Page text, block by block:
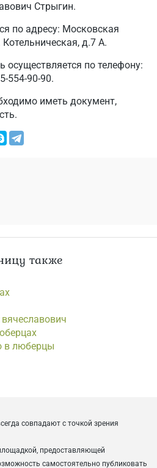
Стрыгин.
по адресу: Московская
д.7 А.
осуществляется по телефону:
554-90-90.
иметь документ,
также
в люберцы
совпадают с точкой зрения
предоставляющей
самостоятельно публиковать